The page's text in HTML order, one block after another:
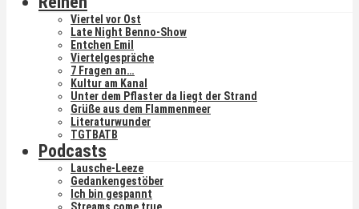
Viertel vor Ost
Late Night Benno-Show
Entchen Emil
Viertelgespräche
7 Fragen an…
Kultur am Kanal
Unter dem Pflaster da liegt der Strand
Grüße aus dem Flammenmeer
Literaturwunder
TGTBATB
Podcasts
Lausche-Leeze
Gedankengestöber
Ich bin gespannt